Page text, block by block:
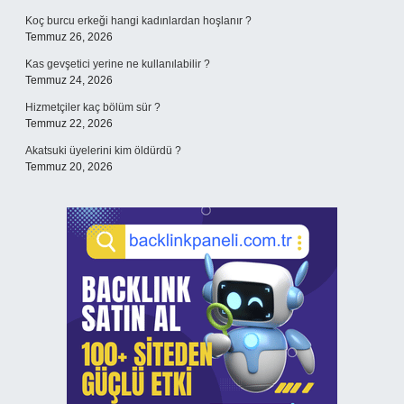
Koç burcu erkeği hangi kadınlardan hoşlanır ?
Temmuz 26, 2026
Kas gevşetici yerine ne kullanılabilir ?
Temmuz 24, 2026
Hizmetçiler kaç bölüm sür ?
Temmuz 22, 2026
Akatsuki üyelerini kim öldürdü ?
Temmuz 20, 2026